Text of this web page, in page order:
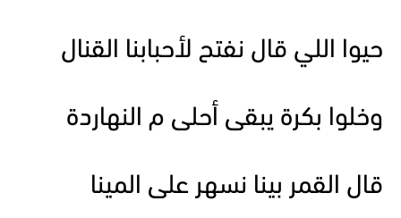
حيوا اللي قال نفتح لأحبابنا القنال
وخلوا بكرة يبقى أحلى م النهاردة
قال القمر بينا نسهر على المينا